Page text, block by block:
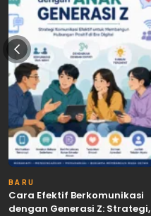
BARU
Cara Efektif Berkomunikasi
dengan Generasi Z: Strategi,